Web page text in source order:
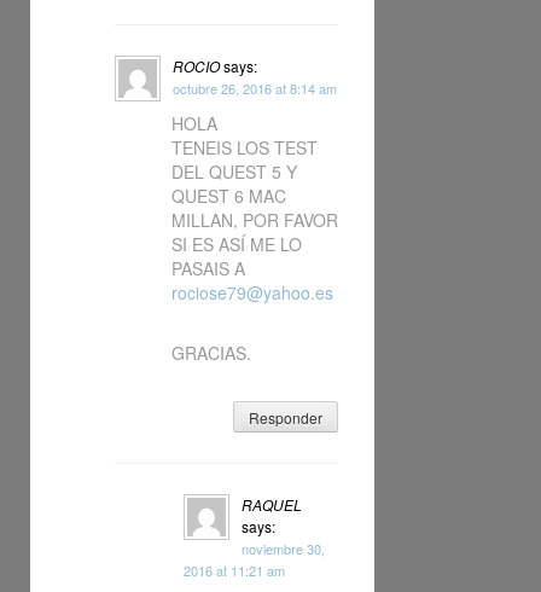
ROCIOsays:
octubre 26, 2016 at 8:14 am
HOLA
TENEIS LOS TEST
DEL QUEST 5 Y
QUEST 6 MAC
MILLAN, POR FAVOR
SI ES ASÍ ME LO
PASAIS A
rociose79@yahoo.es
GRACIAS.
Responder
RAQUEL
says:
noviembre 30,
2016 at 11:21 am